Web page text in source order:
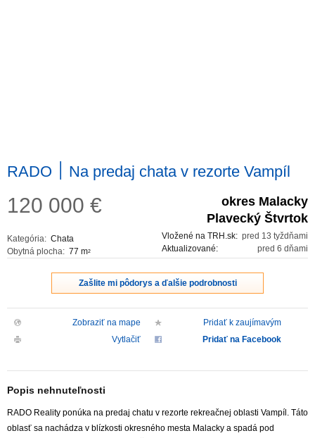
RADO ׀ Na predaj chata v rezorte Vampíl
120 000 €
Kategória: Chata
Obytná plocha: 77 m2
okres Malacky
Plavecký Štvrtok
pred 13 tyždňami
Vložené na TRH.sk:
pred 6 dňami
Aktualizované:
Zašlite mi pôdorys a ďalšie podrobnosti
Zobraziť na mape
Pridať k zaujímavým
Vytlačiť
Pridať na Facebook
Popis nehnuteľnosti
RADO Reality ponúka na predaj chatu v rezorte rekreačnej oblasti Vampíl. Táto
oblasť sa nachádza v blízkosti okresného mesta Malacky a spadá pod